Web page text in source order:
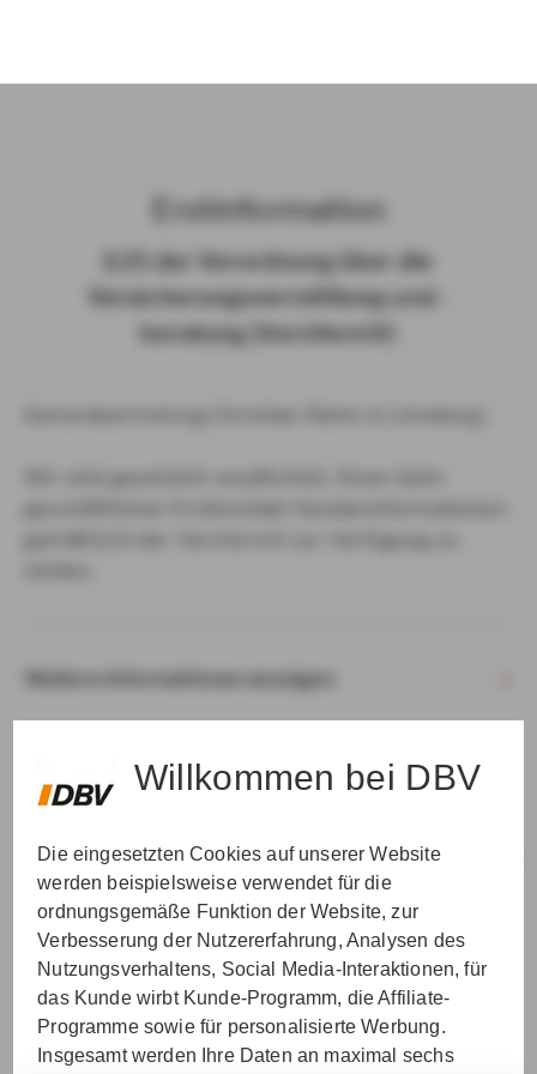
Willkommen bei DBV
Die eingesetzten Cookies auf unserer Website
werden beispielsweise verwendet für die
ordnungsgemäße Funktion der Website, zur
Verbesserung der Nutzererfahrung, Analysen des
Nutzungsverhaltens, Social Media-Interaktionen, für
das Kunde wirbt Kunde-Programm, die Affiliate-
Programme sowie für personalisierte Werbung.
Insgesamt werden Ihre Daten an maximal sechs
Erst­in­for­ma­ti­on
§ 15 der Ver­ord­nung über die
Ver­si­che­rungs­ver­mitt­lung und -​
beratung (Vers­VermV)
Weitere Informationen anzeigen
VER­STAN­DEN & WEI­TER